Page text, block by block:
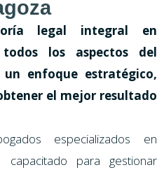
legal integral en
todos los aspectos del
enfoque estratégico,
el mejor resultado
especializados en
capacitado para gestionar